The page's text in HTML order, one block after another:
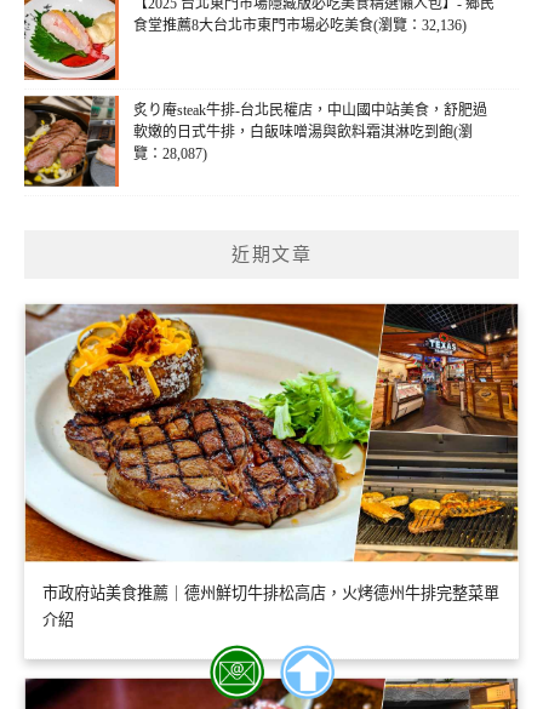
【2025 台北東門市場隱藏版必吃美食精選懶人包】- 鄉民
食堂推薦8大台北市東門市場必吃美食(瀏覽：32,136)
炙り庵steak牛排-台北民權店，中山國中站美食，舒肥過
軟嫩的日式牛排，白飯味噌湯與飲料霜淇淋吃到飽(瀏
覽：28,087)
近期文章
市政府站美食推薦｜德州鮮切牛排松高店，火烤德州牛排完整菜單
介紹